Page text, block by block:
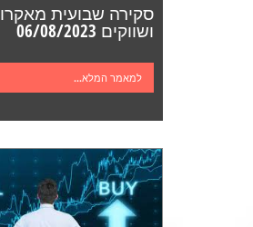
סקירה שבועית מאקרו
ושווקים 06/08/2023
למאמר המלא...